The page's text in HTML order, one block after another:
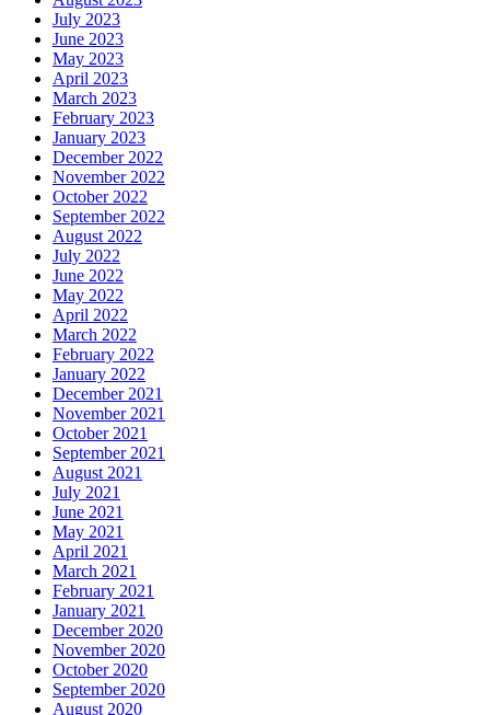
July 2023
June 2023
May 2023
April 2023
March 2023
February 2023
January 2023
December 2022
November 2022
October 2022
September 2022
August 2022
July 2022
June 2022
May 2022
April 2022
March 2022
February 2022
January 2022
December 2021
November 2021
October 2021
September 2021
August 2021
July 2021
June 2021
May 2021
April 2021
March 2021
February 2021
January 2021
December 2020
November 2020
October 2020
September 2020
August 2020